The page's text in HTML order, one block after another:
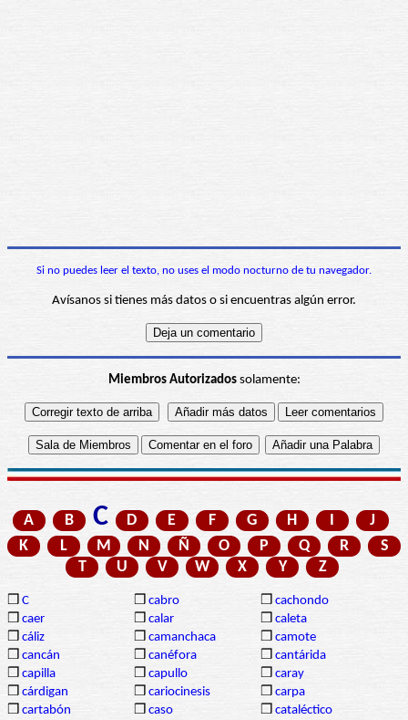
Si no puedes leer el texto, no uses el modo nocturno de tu navegador.
Avísanos si tienes más datos o si encuentras algún error.
Miembros Autorizadossolamente:
A B C D E F G H
J
K
L M N Ñ O P Q R
S
T
U V W X Y Z
❒ C ❒ cabro ❒ cachondo
❒ caer ❒ calar ❒ caleta
❒ cáliz ❒ camanchaca ❒ camote
❒ cancán ❒ canéfora ❒ cantárida
❒ capilla ❒ capullo ❒ caray
❒ cárdigan ❒ cariocinesis ❒ carpa
❒ cartabón ❒ caso ❒ cataléctico